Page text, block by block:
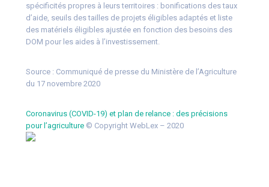
spécificités propres à leurs territoires : bonifications des taux
d’aide, seuils des tailles de projets éligibles adaptés et liste
des matériels éligibles ajustée en fonction des besoins des
DOM pour les aides à l’investissement.
Source : Communiqué de presse du Ministère de l’Agriculture
du 17 novembre 2020
Coronavirus (COVID-19) et plan de relance : des précisions
pour l’agriculture© Copyright WebLex – 2020